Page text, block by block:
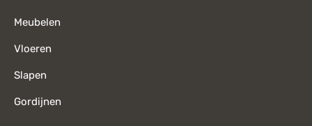
Meubelen
Vloeren
Slapen
Gordijnen